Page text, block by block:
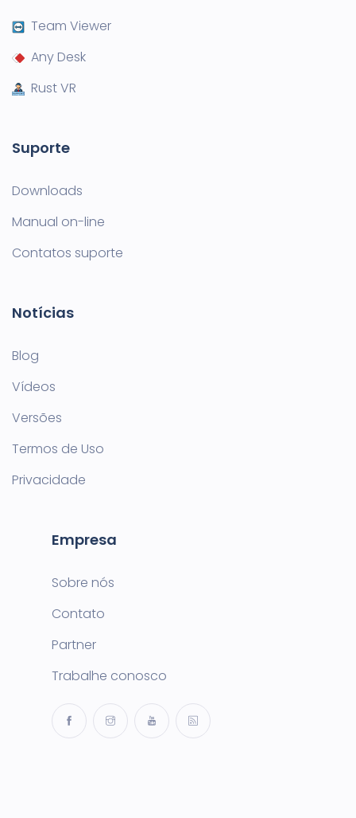
Team Viewer
Any Desk
Rust VR
Suporte
Downloads
Manual on-line
Contatos suporte
Notícias
Blog
Vídeos
Versões
Termos de Uso
Privacidade
Empresa
Sobre nós
Contato
Partner
Trabalhe conosco